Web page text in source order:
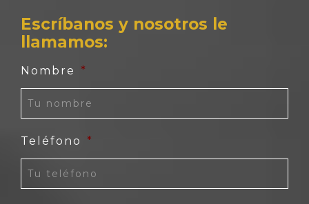
Escríbanos y nosotros le
llamamos:
Nombre *
Teléfono *